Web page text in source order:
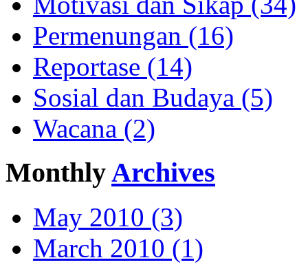
Permenungan (16)
Reportase (14)
Sosial dan Budaya (5)
Wacana (2)
MonthlyArchives
May 2010 (3)
March 2010 (1)